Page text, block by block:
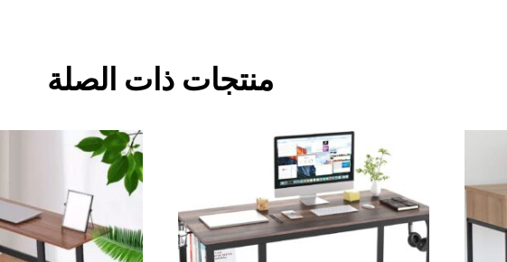
منتجات ذات الصلة